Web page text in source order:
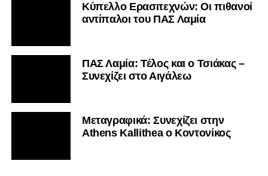
Κύπελλο Ερασιτεχνών: Οι πιθανοί
αντίπαλοι του ΠΑΣ Λαμία
ΠΑΣ Λαμία: Τέλος και ο Τσιάκας –
Συνεχίζει στο Αιγάλεω
Mεταγραφικά: Συνεχίζει στην
Athens Kallithea ο Κοντονίκος